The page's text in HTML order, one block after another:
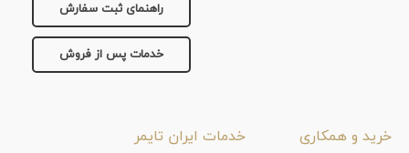
راهنمای ثبت سفارش
خدمات پس از فروش
خرید و همکاری خدمات ایران تایمر